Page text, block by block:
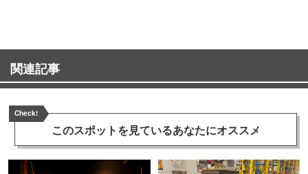
関連記事
Check!
このスポットを見ているあなたにオススメ